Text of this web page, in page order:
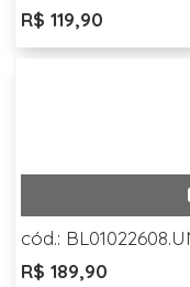
R$ 119,90
cód.:
R$ 189,90